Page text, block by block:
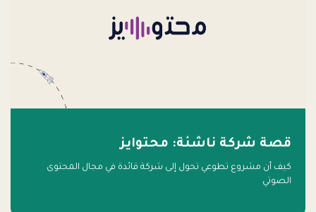
قصة شركة ناشئة: محتوايز
كيف أن مشروع تطوعي تحول إلى شركة قائدة في مجال المحتوى
الصوتي